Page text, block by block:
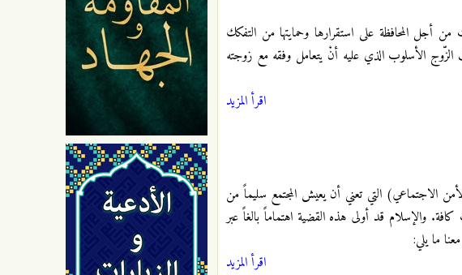
أجل المحافظة على استقرارها وحمايتها من التفكك
الأسلوب الذي عليه أنْ يتعامل وفقه مع زوجته
اقرأ المزيد
الاجتماعي) التي تعني أن يعيش المجتمع سليماً من
والإسلام قد أولى هذه القضية اهتماماً بالغاً عبر
ما يلي:
اقرأ المزيد